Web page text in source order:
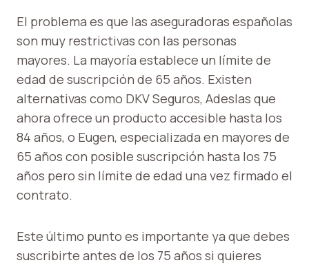
El problema es que las aseguradoras españolas
son muy restrictivas con las personas
mayores. La mayoría establece un límite de
edad de suscripción de 65 años. Existen
alternativas como DKV Seguros, Adeslas que
ahora ofrece un producto accesible hasta los
84 años, o Eugen, especializada en mayores de
65 años con posible suscripción hasta los 75
años pero sin límite de edad una vez firmado el
contrato.
Este último punto es importante ya que debes
suscribirte antes de los 75 años si quieres